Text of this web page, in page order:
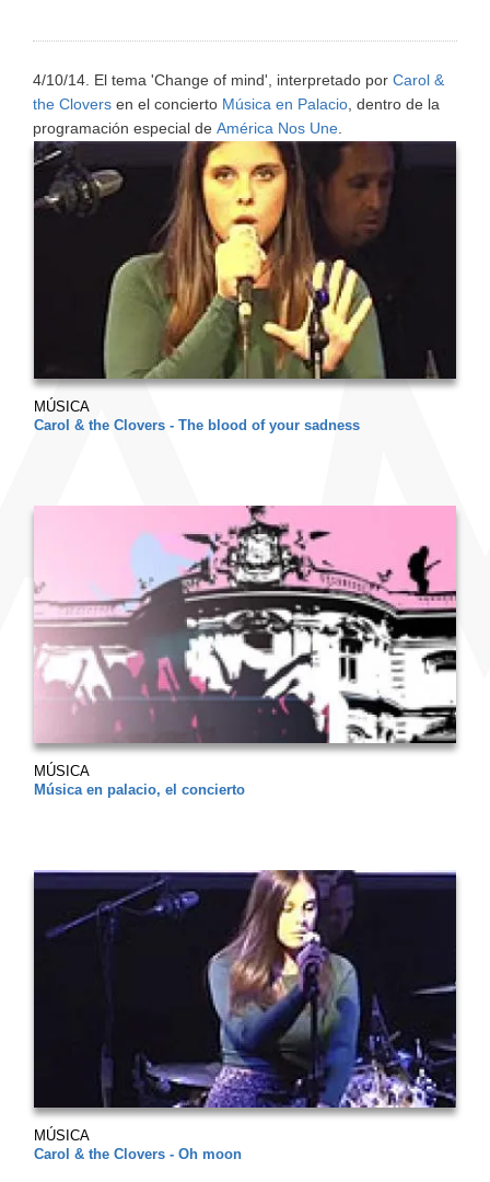
4/10/14. El tema 'Change of mind', interpretado por Carol &
the Clovers en el concierto Música en Palacio , dentro de la
programación especial de América Nos Une
MÚSICA
Carol & the Clovers - The blood of your sadness
MÚSICA
Música en palacio, el concierto
MÚSICA
Carol & the Clovers - Oh moon